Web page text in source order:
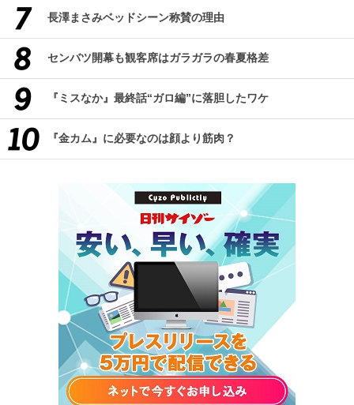
長澤まさみベッドシーン称賛の理由
センバツ開幕も観客席はガラガラの春夏格差
『ミスなか』最終話“ガロ編”に落胆したワケ
『金カム』に必要なのは顔より筋肉？